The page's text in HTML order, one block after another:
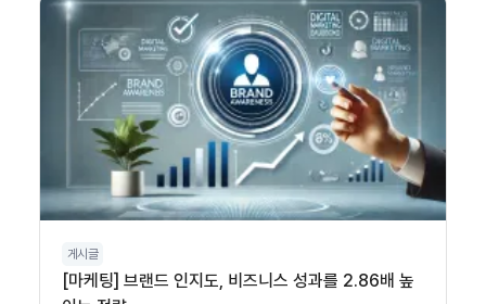
게시글
[마케팅] 브랜드 인지도, 비즈니스 성과를 2.86배 높